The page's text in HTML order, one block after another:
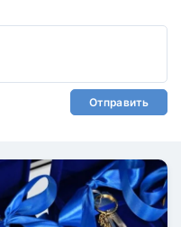
Отправить